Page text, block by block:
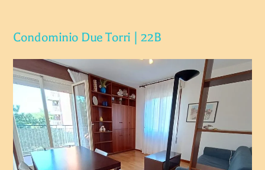
Condominio Due Torri | 22B